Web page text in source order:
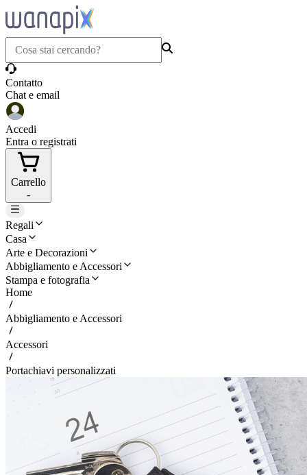
Contatto
Chat e email
Accedi
Entra o registrati
Carrello
-
Regali
Casa
Arte e Decorazioni
Abbigliamento e Accessori
Stampa e fotografia
Home
Abbigliamento e Accessori
Accessori
Portachiavi personalizzati